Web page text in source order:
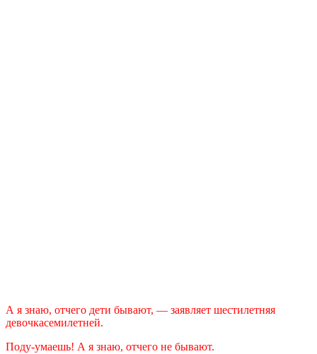
А я знаю, отчего дети бывают, — заявляет шестилетняя
девочкасемилетней.
Поду-умаешь! А я знаю, отчего не бывают.